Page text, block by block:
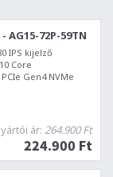
AG15-72P-59TN
IPS kijelző
Core
Gen4 NVMe
ár: 264.900 Ft
224.900 Ft